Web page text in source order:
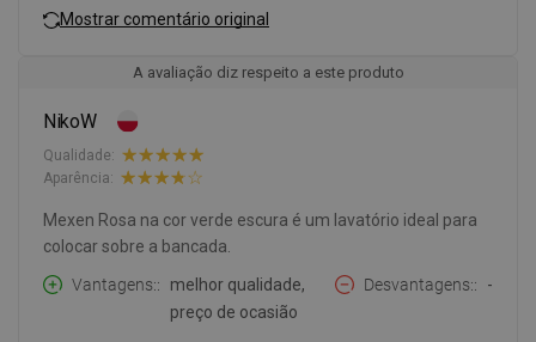
Mostrar comentário original
A avaliação diz respeito a este produto
NikoW
Qualidade:
Aparência:
Mexen Rosa na cor verde escura é um lavatório ideal para
colocar sobre a bancada.
Vantagens:
melhor qualidade,
preço de ocasião
Desvantagens: -